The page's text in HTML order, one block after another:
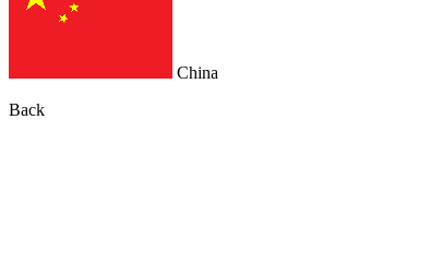
China
Back